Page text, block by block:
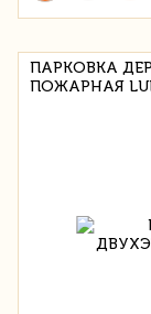
ПАРКОВКА
ПОЖАРНАЯ